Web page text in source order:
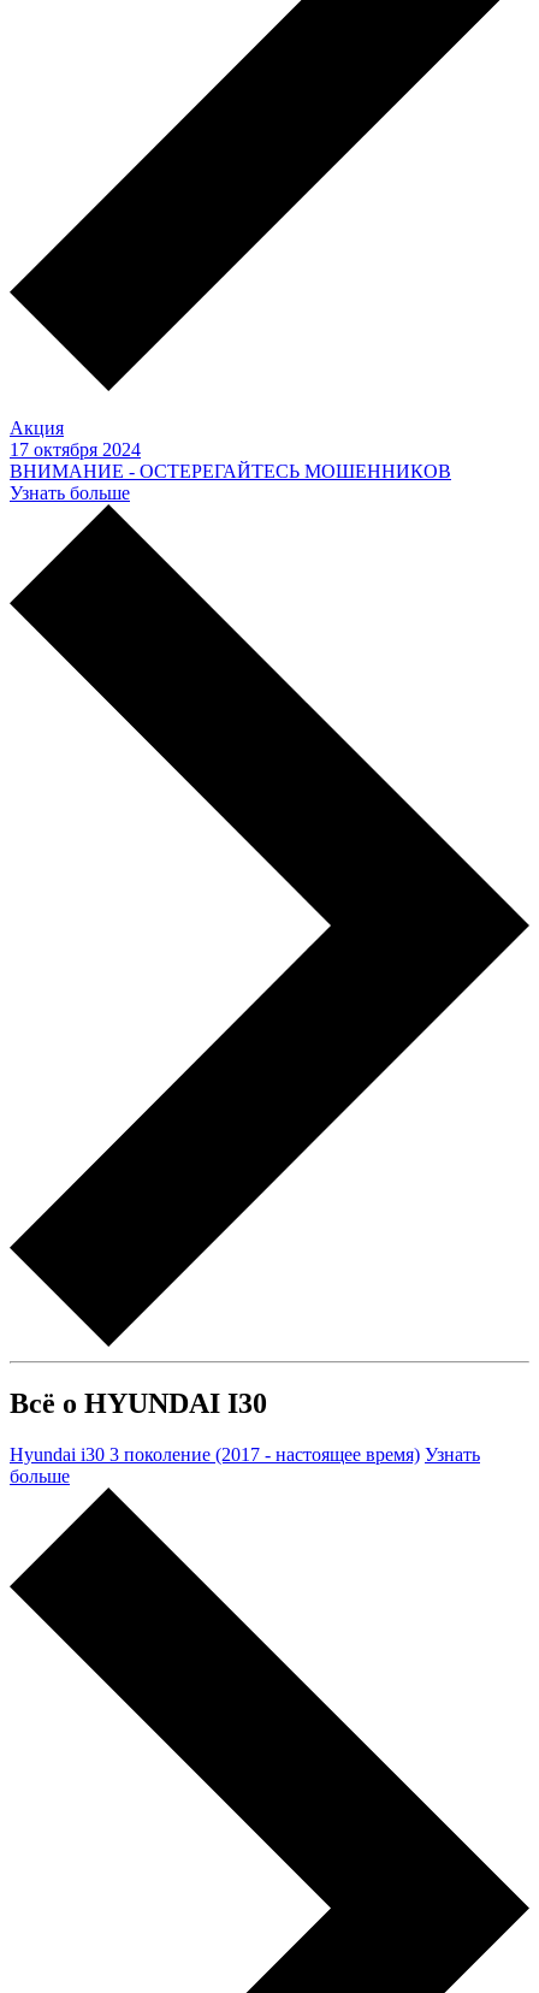
Акция
17 октября 2024
ВНИМАНИЕ - ОСТЕРЕГАЙТЕСЬ МОШЕННИКОВ
Узнать больше
Всё о HYUNDAI I30
Hyundai i30 3 поколение (2017 - настоящее время) Узнать
больше